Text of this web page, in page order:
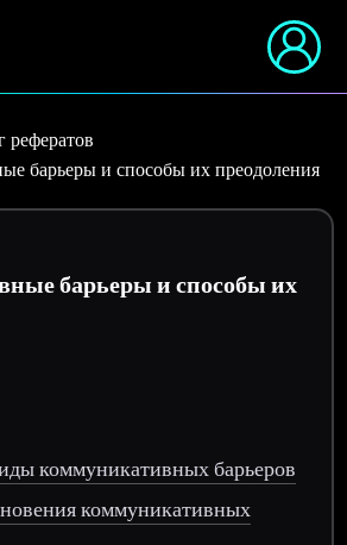
рефератов
барьеры и способы их преодоления
барьеры и способы их
коммуникативных барьеров
коммуникативных